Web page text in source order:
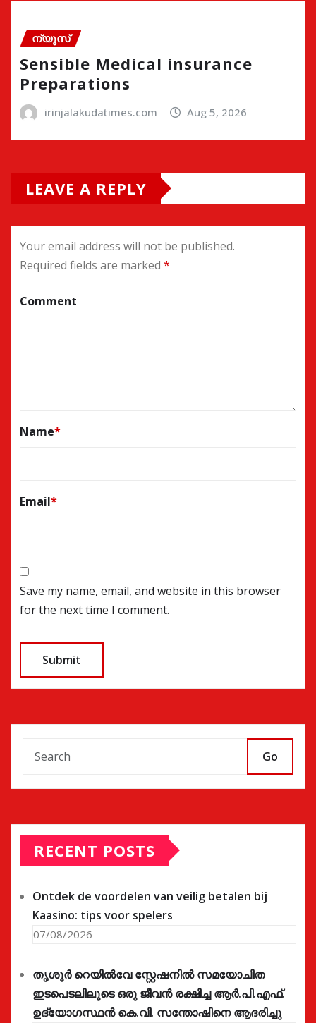
ന്യൂസ്
Sensible Medical insurance
Preparations
irinjalakudatimes.com Aug 5, 2026
LEAVE A REPLY
Your email address will not be published.
Required fields are marked *
Comment
Name*
Email*
Save my name, email, and website in this browser
for the next time I comment.
Go
RECENT POSTS
Ontdek de voordelen van veilig betalen bij
Kaasino: tips voor spelers
07/08/2026
തൃശൂർ റെയിൽവേ സ്റ്റേഷനിൽ സമയോചിത
ഇടപെടലിലൂടെ ഒരു ജീവൻ രക്ഷിച്ച ആർ.പി.എഫ്.
ഉദ്യോഗസ്ഥൻ കെ.വി. സന്തോഷിനെ ആദരിച്ചു